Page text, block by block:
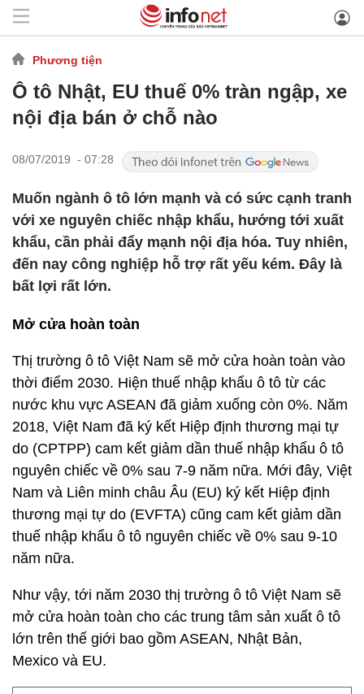
Phương tiện
Ô tô Nhật, EU thuế 0% tràn ngập, xe
nội địa bán ở chỗ nào
08/07/2019 - 07:28
Muốn ngành ô tô lớn mạnh và có sức cạnh tranh
với xe nguyên chiếc nhập khẩu, hướng tới xuất
khẩu, cần phải đẩy mạnh nội địa hóa. Tuy nhiên,
đến nay công nghiệp hỗ trợ rất yếu kém. Đây là
bất lợi rất lớn.
Mở cửa hoàn toàn
Thị trường ô tô Việt Nam sẽ mở cửa hoàn toàn vào
thời điểm 2030. Hiện thuế nhập khẩu ô tô từ các
nước khu vực ASEAN đã giảm xuống còn 0%. Năm
2018, Việt Nam đã ký kết Hiệp định thương mại tự
do (CPTPP) cam kết giảm dần thuế nhập khẩu ô tô
nguyên chiếc về 0% sau 7-9 năm nữa. Mới đây, Việt
Nam và Liên minh châu Âu (EU) ký kết Hiệp định
thương mại tự do (EVFTA) cũng cam kết giảm dần
thuế nhập khẩu ô tô nguyên chiếc về 0% sau 9-10
năm nữa.
Như vậy, tới năm 2030 thị trường ô tô Việt Nam sẽ
mở cửa hoàn toàn cho các trung tâm sản xuất ô tô
lớn trên thế giới bao gồm ASEAN, Nhật Bản,
Mexico và EU.